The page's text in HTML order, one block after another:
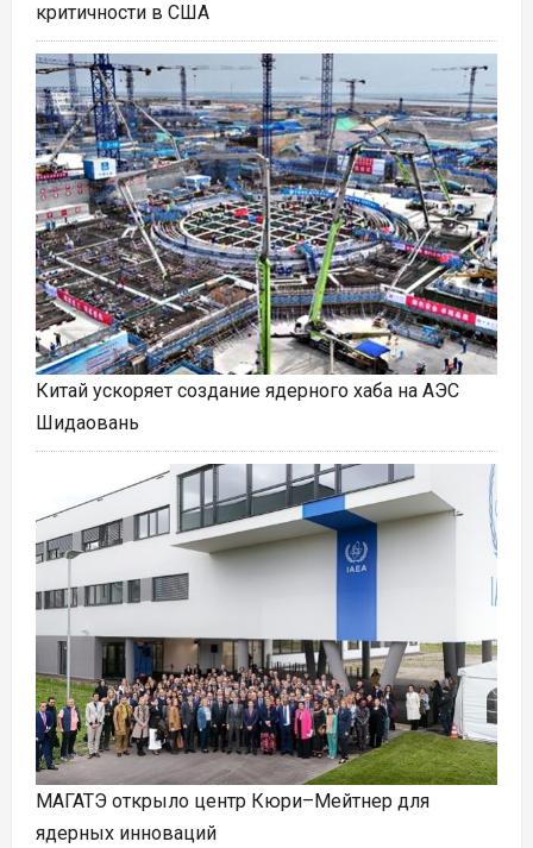
критичности в США
Китай ускоряет создание ядерного хаба на АЭС
Шидаовань
МАГАТЭ открыло центр Кюри–Мейтнер для
ядерных инноваций